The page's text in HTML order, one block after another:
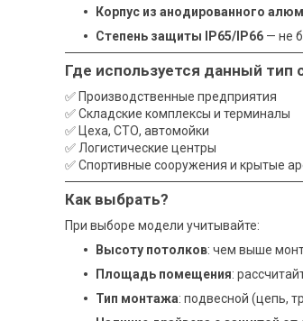
Корпус из анодированного
Степень защиты IP65/IP66 — не
Где используется данный тип
✅ Производственные предприятия
✅ Складские комплексы и терминалы
✅ Цеха, СТО, автомойки
✅ Логистические центры
✅ Спортивные сооружения и крытые
Как выбрать?
При выборе модели учитывайте:
Высоту потолков: чем выше
Площадь помещения:
Тип монтажа: подвесной (цепь,